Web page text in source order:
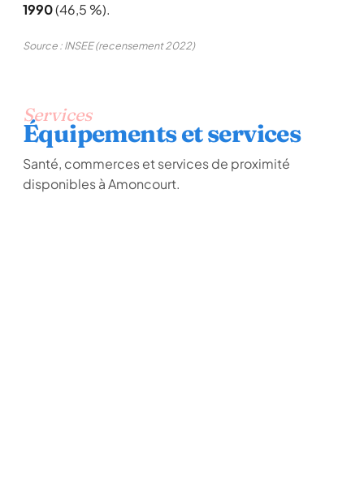
1990(46,5 %).
Source : INSEE (recensement 2022)
Services
Équipements et services
Santé, commerces et services de proximité
disponibles à Amoncourt.